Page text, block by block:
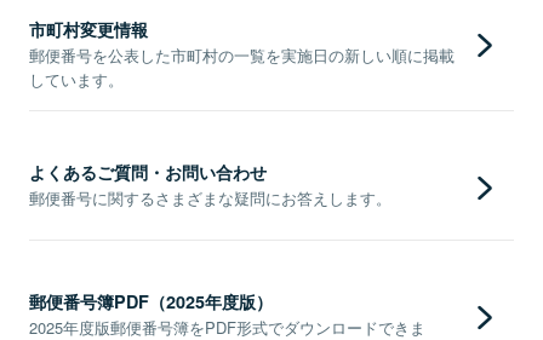
市町村変更情報
郵便番号を公表した市町村の一覧を実施日の新しい順に掲載
しています。
よくあるご質問・お問い合わせ
郵便番号に関するさまざまな疑問にお答えします。
郵便番号簿PDF（2025年度版）
2025年度版郵便番号簿をPDF形式でダウンロードできま